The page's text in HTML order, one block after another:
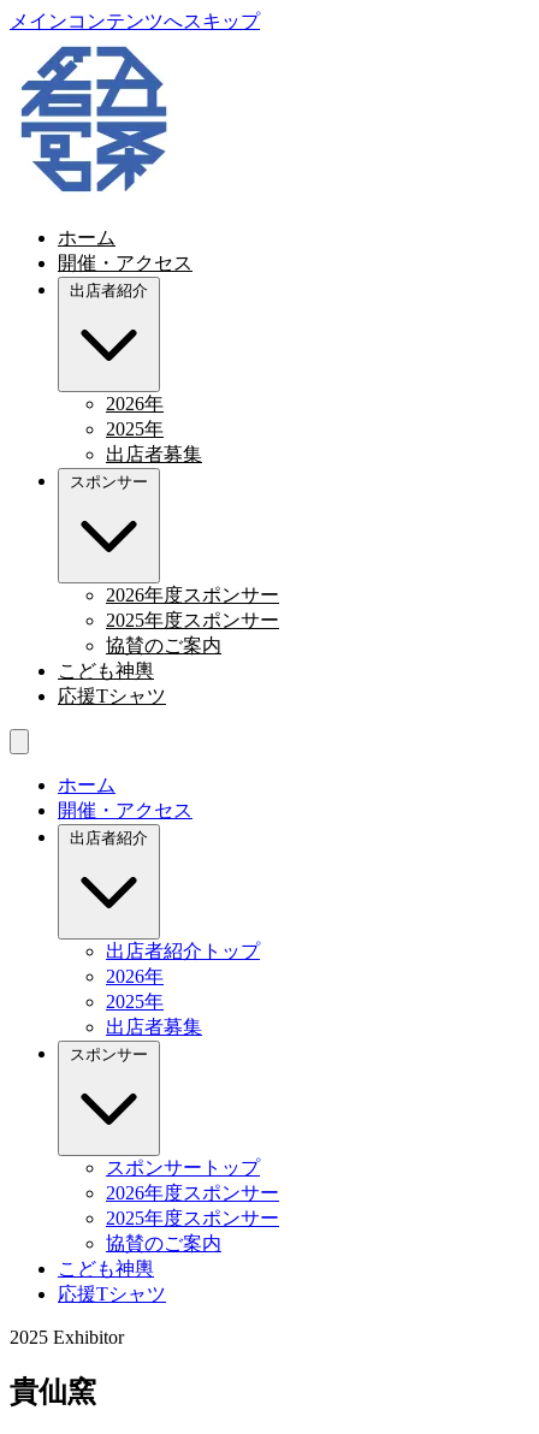
メインコンテンツへスキップ
ホーム
開催・アクセス
2026年
2025年
出店者募集
2026年度スポンサー
2025年度スポンサー
協賛のご案内
こども神輿
応援Tシャツ
ホーム
開催・アクセス
出店者紹介トップ
2026年
2025年
出店者募集
スポンサートップ
2026年度スポンサー
2025年度スポンサー
協賛のご案内
こども神輿
応援Tシャツ
2025 Exhibitor
貴仙窯